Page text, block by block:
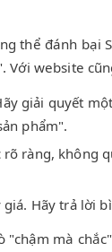
thể đánh bại
website
giải quyết
phẩm".
rõ ràng, không
Hãy trả lời
mà